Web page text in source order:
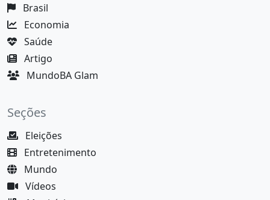
Brasil
Economia
Saúde
Artigo
MundoBA Glam
Seções
Eleições
Entretenimento
Mundo
Vídeos